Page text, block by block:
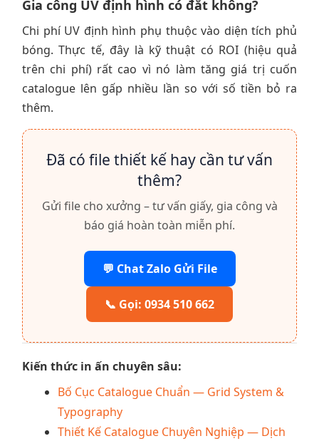
Gia công UV định hình có đắt không?
Chi phí UV định hình phụ thuộc vào diện tích phủ
bóng. Thực tế, đây là kỹ thuật có ROI (hiệu quả
trên chi phí) rất cao vì nó làm tăng giá trị cuốn
catalogue lên gấp nhiều lần so với số tiền bỏ ra
thêm.
Đã có file thiết kế hay cần tư vấn
thêm?
Gửi file cho xưởng – tư vấn giấy, gia công và
báo giá hoàn toàn miễn phí.
💬 Chat Zalo Gửi File
📞 Gọi: 0934 510 662
Kiến thức in ấn chuyên sâu:
Bố Cục Catalogue Chuẩn — Grid System &
Typography
Thiết Kế Catalogue Chuyên Nghiệp — Dịch